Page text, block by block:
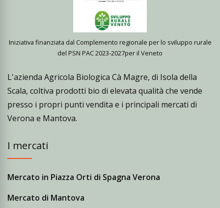
Iniziativa finanziata dal Complemento regionale per lo sviluppo rurale
del PSN PAC 2023-2027per il Veneto
L'azienda Agricola Biologica Cà Magre, di Isola della
Scala, coltiva prodotti bio di elevata qualità che vende
presso i propri punti vendita e i principali mercati di
Verona e Mantova.
I mercati
Mercato in Piazza Orti di Spagna Verona
Mercato di Mantova